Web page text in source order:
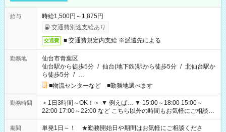
給与
時給1,500円～1,875円
交通費別途支給あり
交通費 ■ 交通費規定内支給 ※派遣先による
勤務地
仙台市青葉区
仙台駅から徒歩5分 / 仙台(地下鉄)駅から徒歩5分 / 北仙台駅か
ら徒歩5分 / …
■物流センターなど ■勤務地選べます
勤務時間
＜1日3時間～OK！＞ ▼ 例えば… ▼ 15:00～18:00 15:00～
22:00 17:00～22:00 など こちら以外の時間もお気軽にご相談く
ださい！
期間
単発1日～！ ★勤務開始日や期間はお気軽にご相談くださ